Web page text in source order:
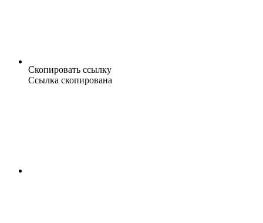
Скопировать ссылку
Ссылка скопирована